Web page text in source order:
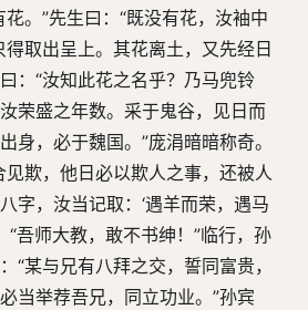
。”先生曰：“既没有花，汝袖中
取出呈上。其花离土，又先经日
：“汝知此花之名乎？乃马兜铃
荣盛之年数。采于鬼谷，见日而
身，必于魏国。”庞涓暗暗称奇。
见欺，他日必以欺人之事，还被人
字，汝当记取：‘遇羊而荣，遇马
“吾师大教，敢不书绅！”临行，孙
“某与兄有八拜之交，誓同富贵，
当举荐吾兄，同立功业。”孙宾